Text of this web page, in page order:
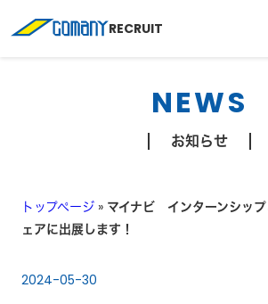
RECRUIT
NEWS
お知らせ
トップページ » マイナビ インターンシッ
ェアに出展します！
2024-05-30